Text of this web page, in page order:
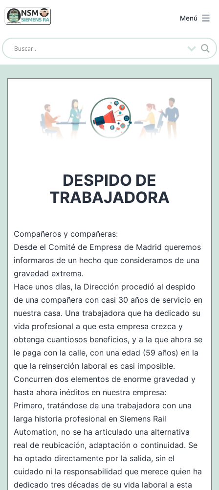
Saltar
NSM
RA
Menú
DESPIDO DE
TRABAJADORA
Compañeros y compañeras:
Desde el Comité de Empresa de Madrid queremos
informaros de un hecho que consideramos de una
gravedad extrema.
Hace unos días, la Dirección procedió al despido
de una compañera con casi 30 años de servicio en
nuestra casa. Una trabajadora que ha dedicado su
vida profesional a que esta empresa crezca y
obtenga cuantiosos beneficios, y a la que ahora se
le paga con la calle, con una edad (59 años) en la
que la reinserción laboral es casi imposible.
Concurren dos elementos de enorme gravedad y
hasta ahora inéditos en nuestra empresa:
Primero, tratándose de una trabajadora con una
larga historia profesional en Siemens Rail
Automation, no se ha articulado una alternativa
real de reubicación, adaptación o continuidad. Se
ha optado directamente por la salida, sin el
cuidado ni la responsabilidad que merece quien ha
dedicado tres décadas de su vida laboral a esta